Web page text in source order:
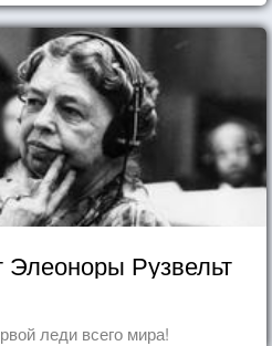
Элеоноры Рузвельт
леди всего мира!